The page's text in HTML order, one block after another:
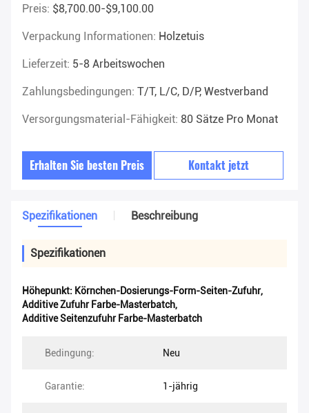
Preis: $8,700.00-$9,100.00
Verpackung Informationen: Holzetuis
Lieferzeit: 5-8 Arbeitswochen
Zahlungsbedingungen: T/T, L/C, D/P, Westverband
Versorgungsmaterial-Fähigkeit: 80 Sätze Pro Monat
Erhalten Sie besten Preis Kontakt jetzt
Spezifikationen Beschreibung
Spezifikationen
Höhepunkt: Körnchen-Dosierungs-Form-Seiten-Zufuhr,
Additive Zufuhr Farbe-Masterbatch,
Additive Seitenzufuhr Farbe-Masterbatch
Bedingung: Neu
Garantie: 1-jährig